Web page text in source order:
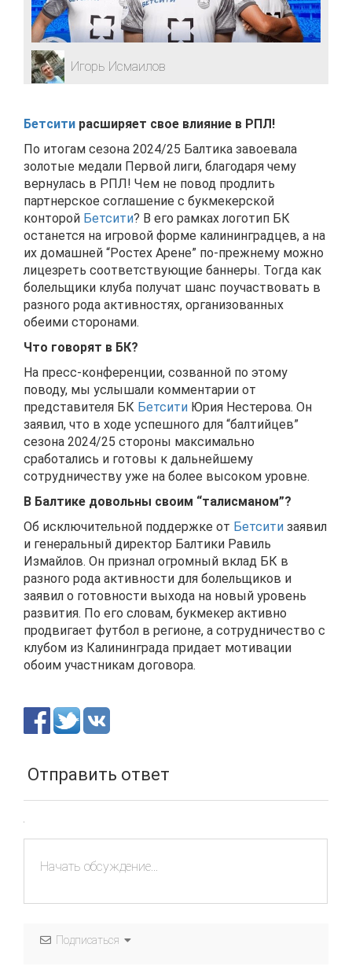
Игорь Исмаилов
Бетсити расширяет свое влияние в РПЛ!
По итогам сезона 2024/25 Балтика завоевала
золотые медали Первой лиги, благодаря чему
вернулась в РПЛ! Чем не повод продлить
партнерское соглашение с букмекерской
конторой Бетсити? В его рамках логотип БК
останется на игровой форме калининградцев, а на
их домашней “Ростех Арене” по-прежнему можно
лицезреть соответствующие баннеры. Тогда как
болельщики клуба получат шанс поучаствовать в
разного рода активностях, организованных
обеими сторонами.
Что говорят в БК?
На пресс-конференции, созванной по этому
поводу, мы услышали комментарии от
представителя БК Бетсити Юрия Нестерова. Он
заявил, что в ходе успешного для “балтийцев”
сезона 2024/25 стороны максимально
сработались и готовы к дальнейшему
сотрудничеству уже на более высоком уровне.
В Балтике довольны своим “талисманом”?
Об исключительной поддержке от Бетсити заявил
и генеральный директор Балтики Равиль
Измайлов. Он признал огромный вклад БК в
разного рода активности для болельщиков и
заявил о готовности выхода на новый уровень
развития. По его словам, букмекер активно
продвигает футбол в регионе, а сотрудничество с
клубом из Калининграда придает мотивации
обоим участникам договора.
Отправить ответ
Подписаться